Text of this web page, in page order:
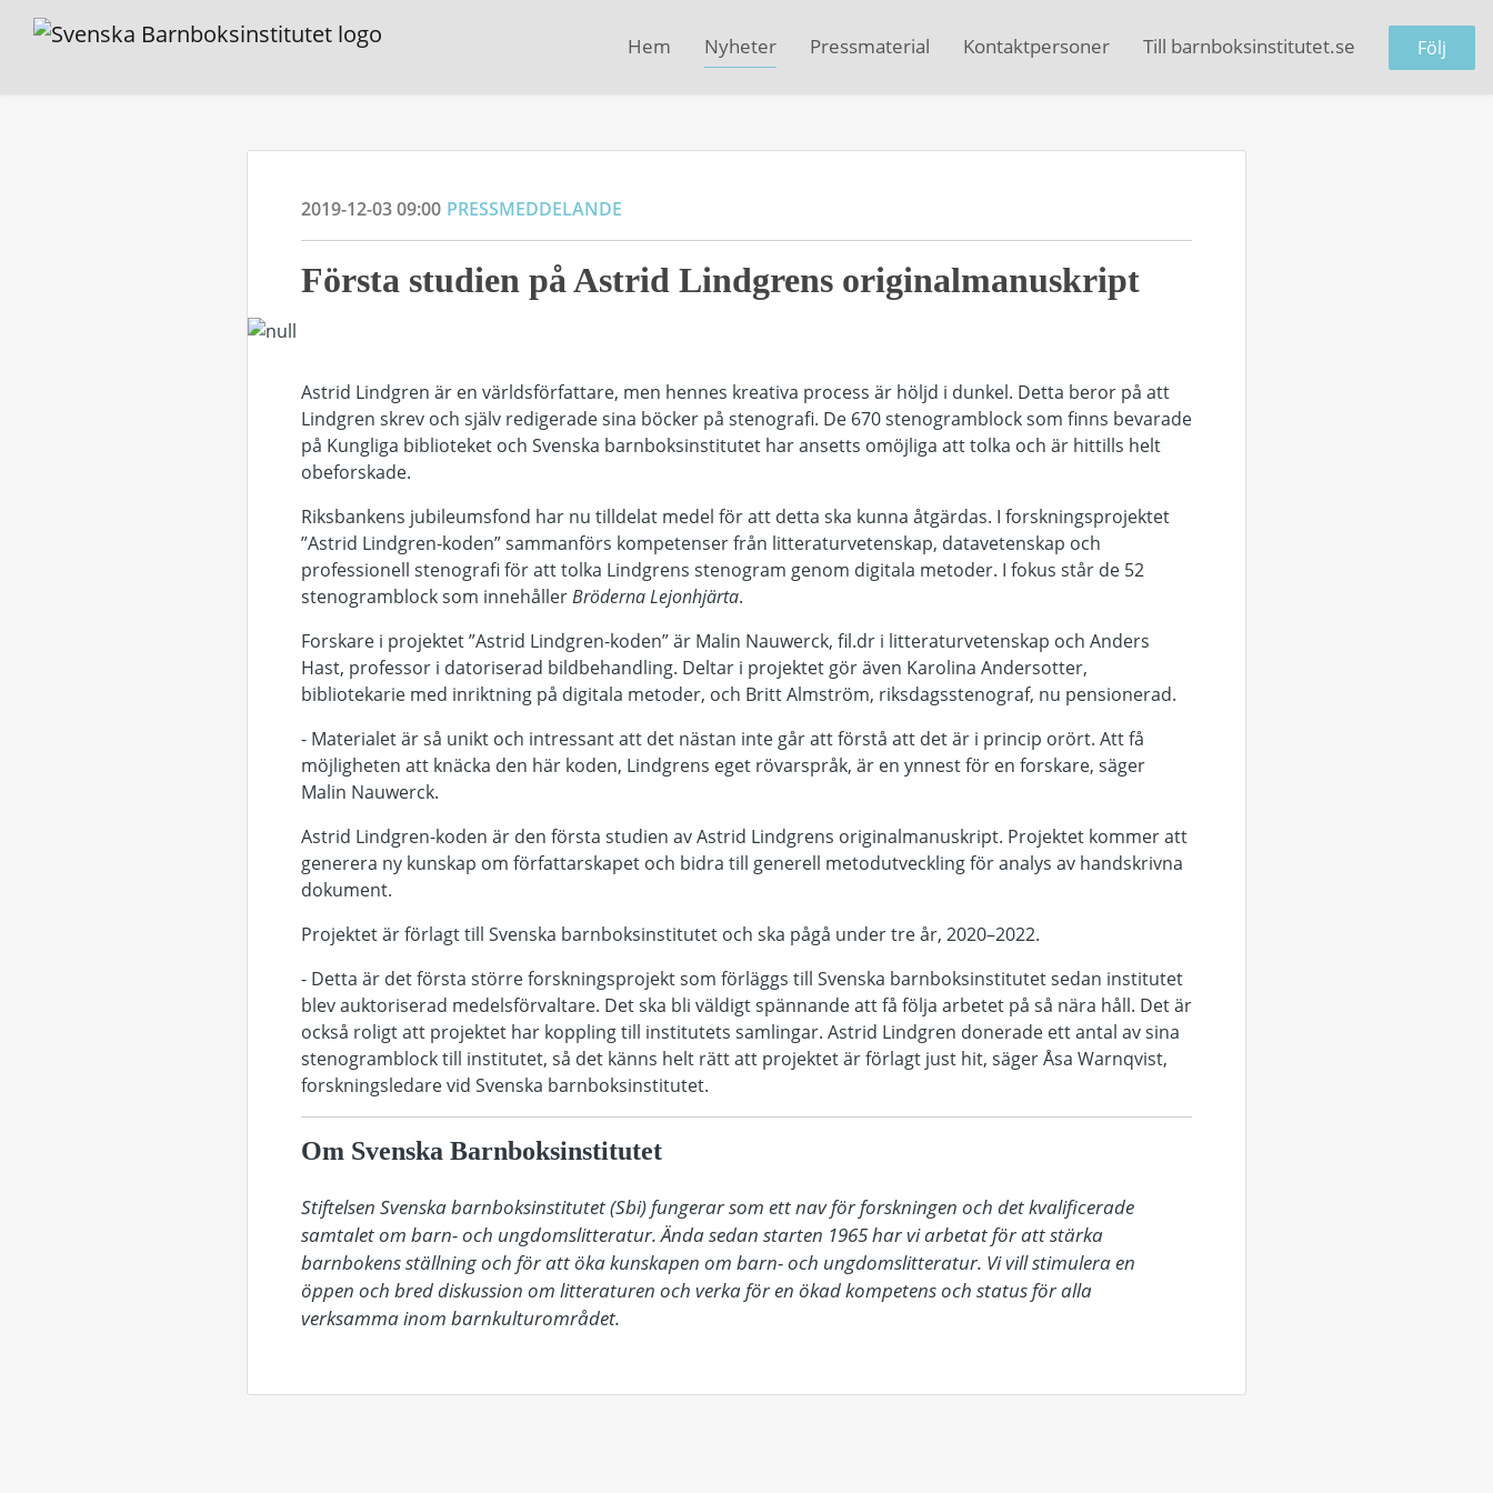
Hem Nyheter Pressmaterial Kontaktpersoner Till barnboksinstitutet.se Följ
2019-12-03 09:00 PRESSMEDDELANDE
Första studien på Astrid Lindgrens originalmanuskript
Astrid Lindgren är en världsförfattare, men hennes kreativa process är höljd i dunkel. Detta beror på att
Lindgren skrev och själv redigerade sina böcker på stenografi. De 670 stenogramblock som finns bevarade
på Kungliga biblioteket och Svenska barnboksinstitutet har ansetts omöjliga att tolka och är hittills helt
obeforskade.
Riksbankens jubileumsfond har nu tilldelat medel för att detta ska kunna åtgärdas. I forskningsprojektet
”Astrid Lindgren-koden” sammanförs kompetenser från litteraturvetenskap, datavetenskap och
professionell stenografi för att tolka Lindgrens stenogram genom digitala metoder. I fokus står de 52
stenogramblock som innehållerBröderna Lejonhjärta.
Forskare i projektet ”Astrid Lindgren-koden” är Malin Nauwerck, fil.dr i litteraturvetenskap och Anders
Hast, professor i datoriserad bildbehandling. Deltar i projektet gör även Karolina Andersotter,
bibliotekarie med inriktning på digitala metoder, och Britt Almström, riksdagsstenograf, nu pensionerad.
- Materialet är så unikt och intressant att det nästan inte går att förstå att det är i princip orört. Att få
möjligheten att knäcka den här koden, Lindgrens eget rövarspråk, är en ynnest för en forskare, säger
Malin Nauwerck.
Astrid Lindgren-koden är den första studien av Astrid Lindgrens originalmanuskript. Projektet kommer att
generera ny kunskap om författarskapet och bidra till generell metodutveckling för analys av handskrivna
dokument.
Projektet är förlagt till Svenska barnboksinstitutet och ska pågå under tre år, 2020–2022.
- Detta är det första större forskningsprojekt som förläggs till Svenska barnboksinstitutet sedan institutet
blev auktoriserad medelsförvaltare. Det ska bli väldigt spännande att få följa arbetet på så nära håll. Det är
också roligt att projektet har koppling till institutets samlingar. Astrid Lindgren donerade ett antal av sina
stenogramblock till institutet, så det känns helt rätt att projektet är förlagt just hit, säger Åsa Warnqvist,
forskningsledare vid Svenska barnboksinstitutet.
Om Svenska Barnboksinstitutet
Stiftelsen Svenska barnboksinstitutet (Sbi) fungerar som ett nav för forskningen och det kvalificerade
samtalet om barn- och ungdomslitteratur. Ända sedan starten 1965 har vi arbetat för att stärka
barnbokens ställning och för att öka kunskapen om barn- och ungdomslitteratur. Vi vill stimulera en
öppen och bred diskussion om litteraturen och verka för en ökad kompetens och status för alla
verksamma inom barnkulturområdet.